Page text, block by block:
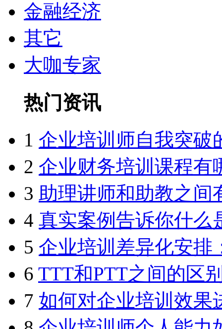
金融经济
其它
大咖专家
热门资讯
1 企业培训师自我突破
2 企业财务培训课程有
3 助理讲师和助教之间
4 真实案例告诉你什么
5 企业培训差异化安排
6 TTT和PTT之间的区
7 如何对企业培训效果